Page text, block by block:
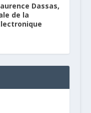
Dassas,
de la